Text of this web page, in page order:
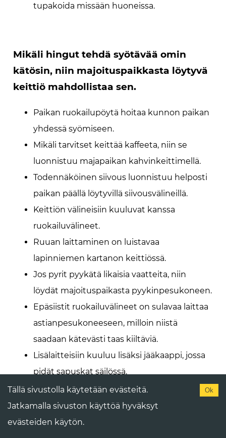
tupakoida missään huoneissa.
Mikäli hingut tehdä syötävää omin
kätösin, niin majoituspaikkasta löytyvä
keittiö mahdollistaa sen.
Paikan ruokailupöytä hoitaa kunnon paikan
yhdessä syömiseen.
Mikäli tarvitset keittää kaffeeta, niin se
luonnistuu majapaikan kahvinkeittimellä.
Todennäköinen siivous luonnistuu helposti
paikan päällä löytyvillä siivousvälineillä.
Keittiön välineisiin kuuluvat kanssa
ruokailuvälineet.
Ruuan laittaminen on luistavaa
lapinniemen kartanon keittiössä.
Jos pyrit pyykätä likaisia vaatteita, niin
löydät majoituspaikasta pyykinpesukoneen.
Epäsiistit ruokailuvälineet on sulavaa laittaa
astianpesukoneeseen, milloin niistä
saadaan kätevästi taas kiiltäviä.
Lisälaitteisiin kuuluu lisäksi jääkaappi, jossa
pidät sapuskat säilössä.
Suihkutilasta voidaan ottaa esille myös
Tällä sivustolla käytetään evästeitä.
Jatkamalla sivuston käyttöä hyväksyt
evästeiden käytön.
Ok